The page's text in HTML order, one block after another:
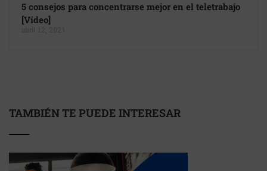
5 consejos para concentrarse mejor en el teletrabajo
[Vídeo]
TAMBIÉN TE PUEDE INTERESAR